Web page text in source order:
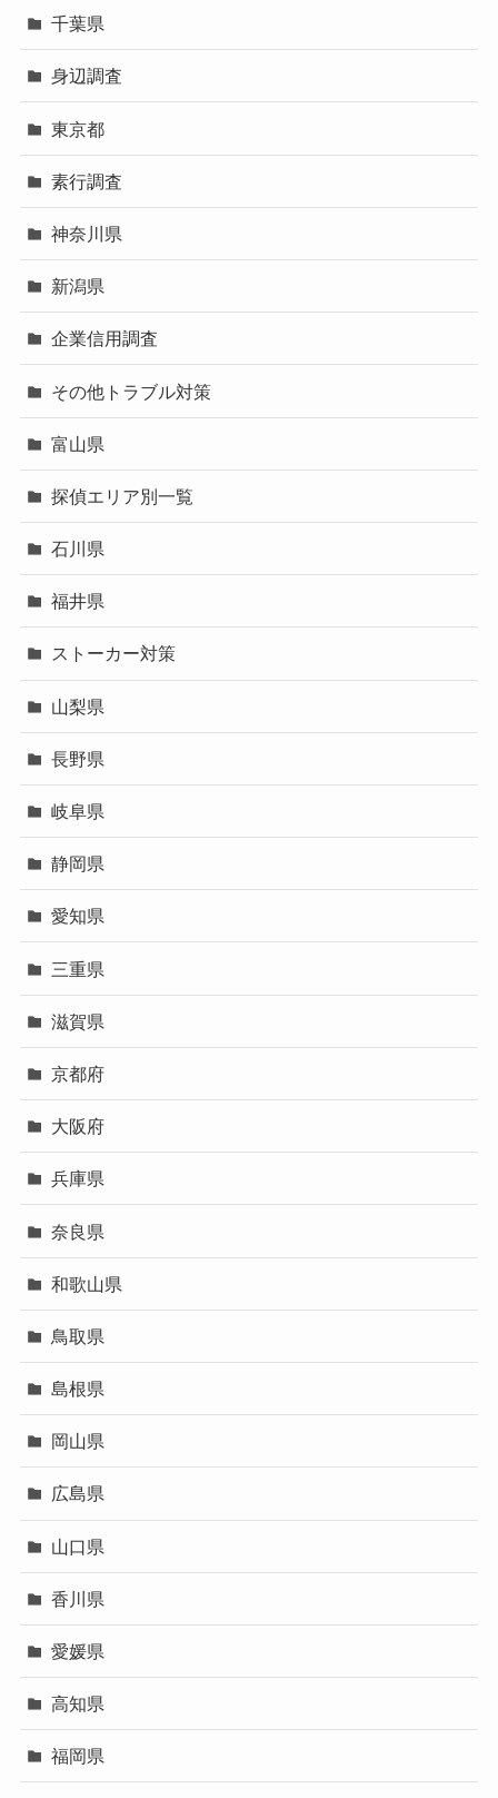
千葉県
身辺調査
東京都
素行調査
神奈川県
新潟県
企業信用調査
その他トラブル対策
富山県
探偵エリア別一覧
石川県
福井県
ストーカー対策
山梨県
長野県
岐阜県
静岡県
愛知県
三重県
滋賀県
京都府
大阪府
兵庫県
奈良県
和歌山県
鳥取県
島根県
岡山県
広島県
山口県
香川県
愛媛県
高知県
福岡県